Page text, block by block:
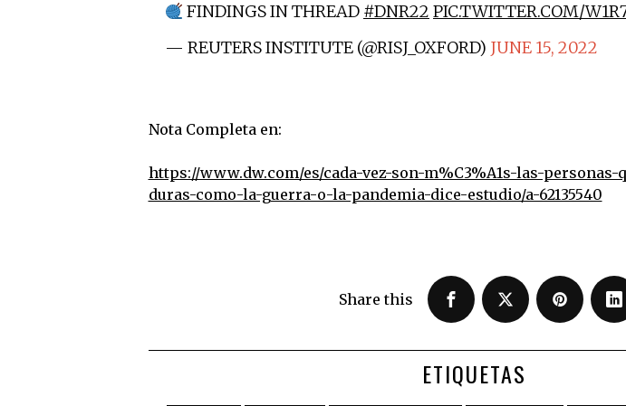
FINDINGS IN THREAD #DNR22 PIC.TWITTER.COM/
— REUTERS INSTITUTE (@RISJ_OXFORD) JUNE 15, 2022
Nota Completa en:
https://www.dw.com/es/cada-vez-son-m%C3%A1s-las-
duras-como-la-guerra-o-la-pandemia-dice-estudio/a-62135540
Share this
ETIQUETAS